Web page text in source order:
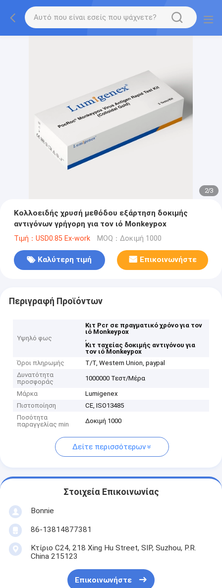
2/3
Κολλοειδής χρυσή μεθόδου εξάρτηση δοκιμής
αντιγόνων γρήγορη για τον ιό Monkeypox
Τιμή：USD0.85 Ex-work MOQ：Δοκιμή 1000
Καλύτερη τιμή Επικοινωνήστε
Περιγραφή Προϊόντων
Υψηλό φως
Κιτ Pcr σε πραγματικό χρόνο για τον
ιό Monkeypox
,
Κιτ ταχείας δοκιμής αντιγόνου για
τον ιό Monkeypox
Όροι πληρωμής
T/T, Western Union, paypal
Δυνατότητα
προσφοράς
1000000 Τεστ/Μέρα
Μάρκα
Lumigenex
Πιστοποίηση
CE, ISO13485
Ποσότητα
παραγγελίας min
Δοκιμή 1000
Δείτε περισσότερων
Στοιχεία Επικοινωνίας
Bonnie
86-13814877381
Κτίριο C24, 218 Xing Hu Street, SIP, Suzhou, P.R.
China 215123
Επικοινωνήστε